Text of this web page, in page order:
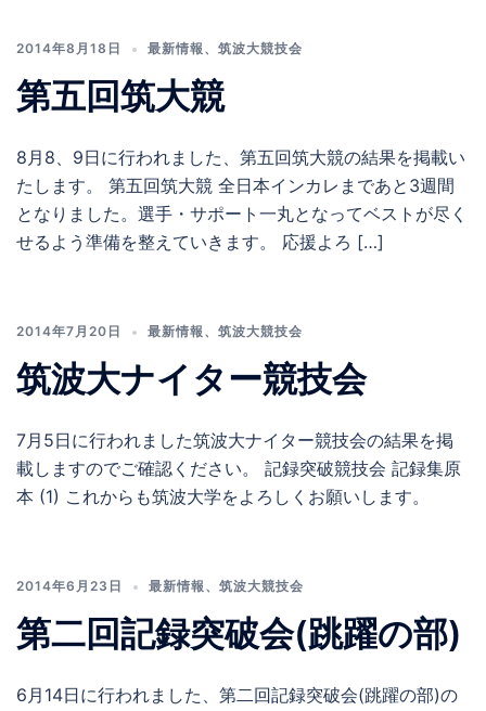
2014年8月18日 最新情報 、 筑波大競技会
第五回筑大競
8月8、9日に行われました、第五回筑大競の結果を掲載い
たします。 第五回筑大競 全日本インカレまであと3週間
となりました。選手・サポート一丸となってベストが尽く
せるよう準備を整えていきます。 応援よろ […]
2014年7月20日 最新情報 、 筑波大競技会
筑波大ナイター競技会
7月5日に行われました筑波大ナイター競技会の結果を掲
載しますのでご確認ください。 記録突破競技会 記録集原
本 (1) これからも筑波大学をよろしくお願いします。
2014年6月23日 最新情報 、 筑波大競技会
第二回記録突破会(跳躍の部)
6月14日に行われました、第二回記録突破会(跳躍の部)の